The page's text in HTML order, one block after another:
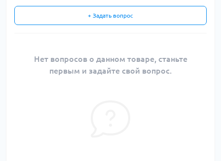
+ Задать вопрос
Нет вопросов о данном товаре, станьте
первым и задайте свой вопрос.